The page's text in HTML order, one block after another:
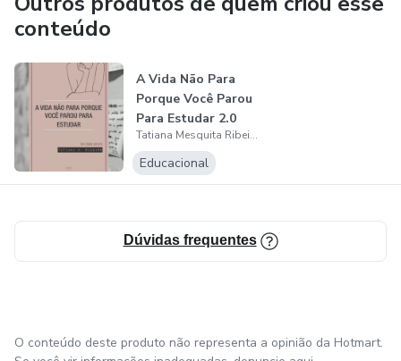
conteúdo
A Vida Não Para
Porque Você Parou
Para Estudar 2.0
Tatiana Mesquita Ribeiro
Educacional
Dúvidas frequentes
O conteúdo deste produto não representa a opinião da Hotmart.